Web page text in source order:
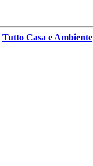
Tutto Casa e Ambiente